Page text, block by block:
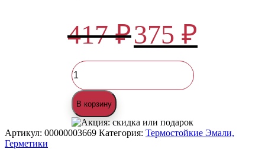
417₽ цена
составляла
375 ₽
Количество
товара
Краска
термостойкая
(Аэрозоль)
(до
1000°С,
520
В корзину
Артикул: 00000003669 Категория: Термостойкие Эмали,
Герметики